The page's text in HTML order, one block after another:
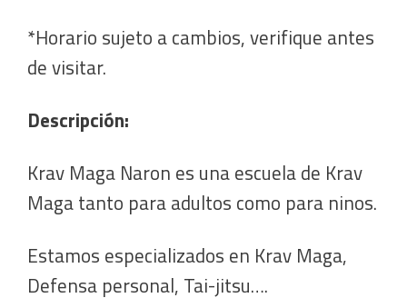
*Horario sujeto a cambios, verifique antes
de visitar.
Descripción:
Krav Maga Naron es una escuela de Krav
Maga tanto para adultos como para ninos.
Estamos especializados en Krav Maga,
Defensa personal, Tai-jitsu….